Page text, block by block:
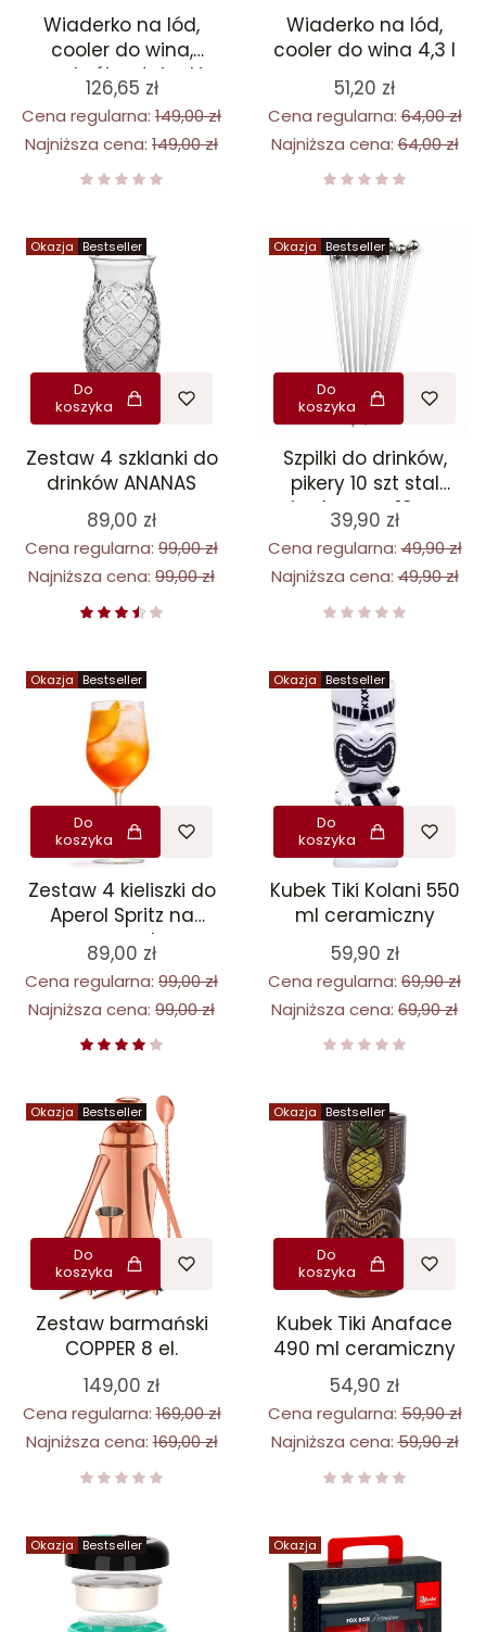
Wiaderko na lód,
cooler do wina,
podwójne ścianki
126,65 zł
Cena regularna: 149,00 zł
Najniższa cena: 149,00 zł
Wiaderko na lód,
cooler do wina 4,3 l
51,20 zł
Cena regularna: 64,00 zł
Najniższa cena: 64,00 zł
Okazja Bestseller
Do
koszyka
Zestaw 4 szklanki do
drinków ANANAS
89,00 zł
Cena regularna: 99,00 zł
Najniższa cena: 99,00 zł
Okazja Bestseller
Do
koszyka
Szpilki do drinków,
pikery 10 szt stal
nierdzewna, 10 cm
39,90 zł
Cena regularna: 49,90 zł
Najniższa cena: 49,90 zł
Okazja Bestseller
Do
koszyka
Zestaw 4 kieliszki do
Aperol Spritz na
prezent
89,00 zł
Cena regularna: 99,00 zł
Najniższa cena: 99,00 zł
Okazja Bestseller
Do
koszyka
Kubek Tiki Kolani 550
ml ceramiczny
59,90 zł
Cena regularna: 69,90 zł
Najniższa cena: 69,90 zł
Okazja Bestseller
Do
koszyka
Zestaw barmański
COPPER 8 el.
149,00 zł
Cena regularna: 169,00 zł
Najniższa cena: 169,00 zł
Okazja Bestseller
Do
koszyka
Kubek Tiki Anaface
490 ml ceramiczny
54,90 zł
Cena regularna: 59,90 zł
Najniższa cena: 59,90 zł
Okazja Bestseller Okazja